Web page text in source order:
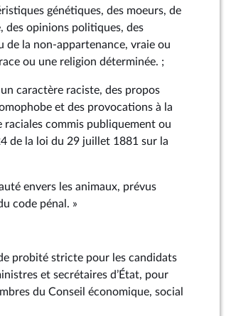
génétiques, des moeurs, de
des opinions politiques, des
de la non-appartenance, vraie ou
ou une religion déterminée. ;
caractère raciste, des propos
et des provocations à la
commis publiquement ou
de la loi du 29 juillet 1881 sur la
envers les animaux, prévus
code pénal. »
probité stricte pour les candidats
et secrétaires d’État, pour
du Conseil économique, social